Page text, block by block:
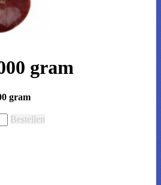
gram
gram
Bestellen